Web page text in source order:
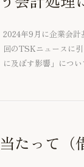
2024年9月に企業会
回のTSKニュースに
に及ぼす影響」につい
たって（